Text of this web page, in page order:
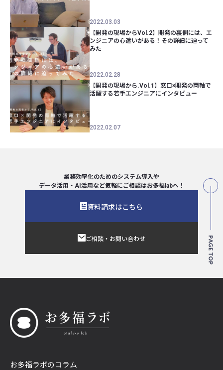
2022.03.03
【開発の現場からVol.2】開発の裏側には、エ
ンジニアの心遣いがある！その詳細に迫って
みた
2022.02.28
【開発の現場から.Vol.1】窓口×開発の両軸で
活躍する若手エンジニアにインタビュー
2022.02.07
業務効率化のためのシステム導入や
データ活用・AI活用など気軽にご相談はお多福labへ！
資料請求はこちら
ご相談・お問い合わせ
お多福ラボのコラム